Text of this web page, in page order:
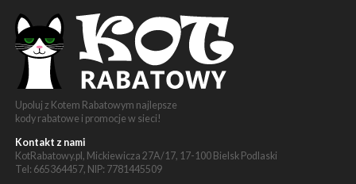
Upoluj z Kotem Rabatowym najlepsze
kody rabatowe i promocje w sieci!
Kontakt z nami
KotRabatowy.pl, Mickiewicza 27A/17, 17-100 Bielsk Podlaski
Tel: 665364457, NIP: 7781445509